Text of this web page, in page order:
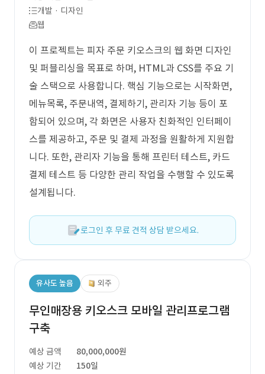
개발 · 디자인
웹
이 프로젝트는 피자 주문 키오스크의 웹 화면 디자인
및 퍼블리싱을 목표로 하며, HTML과 CSS를 주요 기
술 스택으로 사용합니다. 핵심 기능으로는 시작화면,
메뉴목록, 주문내역, 결제하기, 관리자 기능 등이 포
함되어 있으며, 각 화면은 사용자 친화적인 인터페이
스를 제공하고, 주문 및 결제 과정을 원활하게 지원합
니다. 또한, 관리자 기능을 통해 프린터 테스트, 카드
결제 테스트 등 다양한 관리 작업을 수행할 수 있도록
설계됩니다.
로그인 후 무료 견적 상담 받으세요.
유사도 높음 외주
무인매장용 키오스크 모바일 관리프로그램
구축
예상 금액
80,000,000원
예상 기간
150일